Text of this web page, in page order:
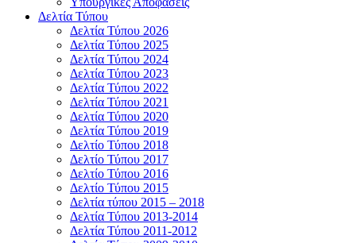
Δελτία Τύπου
Δελτία Τύπου 2026
Δελτία Τύπου 2025
Δελτία Τύπου 2024
Δελτία Τύπου 2023
Δελτία Τύπου 2022
Δελτία Τύπου 2021
Δελτία Τύπου 2020
Δελτία Τύπου 2019
Δελτίο Τύπου 2018
Δελτίο Τύπου 2017
Δελτίο Τύπου 2016
Δελτίο Τύπου 2015
Δελτία τύπου 2015 – 2018
Δελτία Τύπου 2013-2014
Δελτία Τύπου 2011-2012